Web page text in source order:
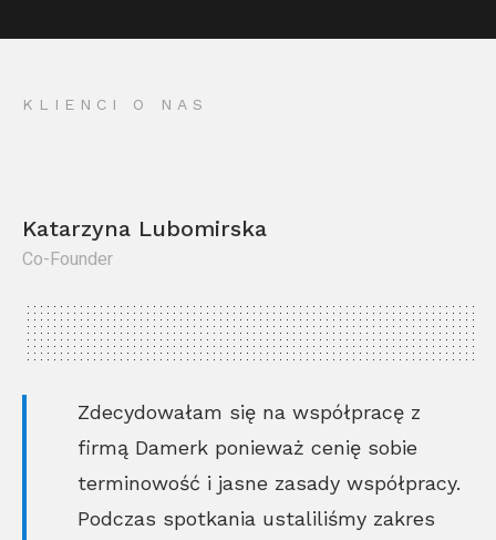
KLIENCI O NAS
Katarzyna Lubomirska
Co-Founder
Zdecydowałam się na współpracę z
firmą Damerk ponieważ cenię sobie
terminowość i jasne zasady współpracy.
Podczas spotkania ustaliliśmy zakres